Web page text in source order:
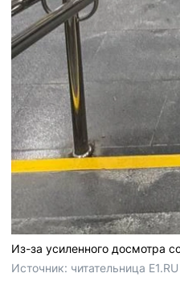
Из-за усиленного досмотра
Источник: читательница E1.RU